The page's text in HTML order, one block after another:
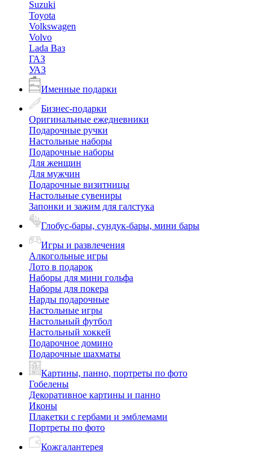
Suzuki
Toyota
Volkswagen
Volvo
Lada Ваз
ГАЗ
УАЗ
Именные подарки
Бизнес-подарки
Оригинальные ежедневники
Подарочные ручки
Настольные наборы
Подарочные наборы
Для женщин
Для мужчин
Подарочные визитницы
Настольные сувениры
Запонки и зажим для галстука
Глобус-бары, сундук-бары, мини бары
Игры и развлечения
Алкогольные игры
Лото в подарок
Наборы для мини гольфа
Наборы для покера
Нарды подарочные
Настольные игры
Настольный футбол
Настольный хоккей
Подарочное домино
Подарочные шахматы
Картины, панно, портреты по фото
Гобелены
Декоративное картины и панно
Иконы
Плакетки с гербами и эмблемами
Портреты по фото
Кожгалантерея